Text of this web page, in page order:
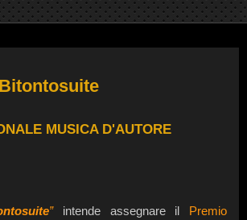
MUSICA D'AUTORE
” intende assegnare il
Premio